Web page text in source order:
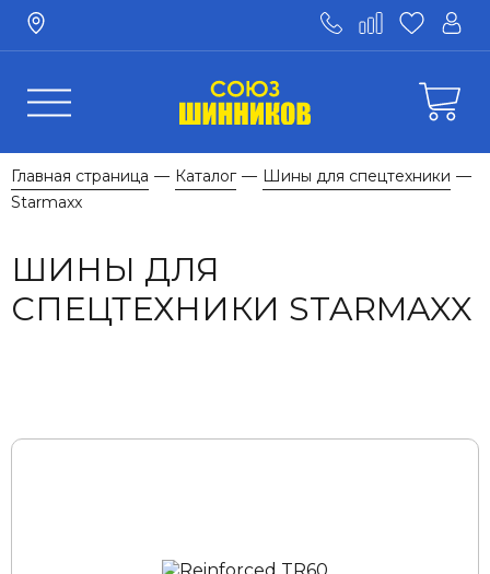
Главная страница — Каталог — Шины для спецтехники —
Starmaxx
ШИНЫ ДЛЯ
СПЕЦТЕХНИКИ STARMAXX